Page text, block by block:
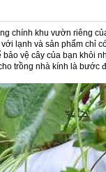
chính khu vườn riêng
lạnh và sản phẩm chỉ
bảo vệ cây của bạn khỏi
trồng nhà kính là bước